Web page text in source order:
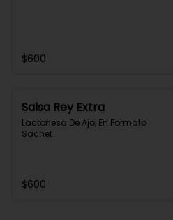
$600
Salsa Rey Extra
Lactonesa De Ajo, En Formato
Sachet
$600